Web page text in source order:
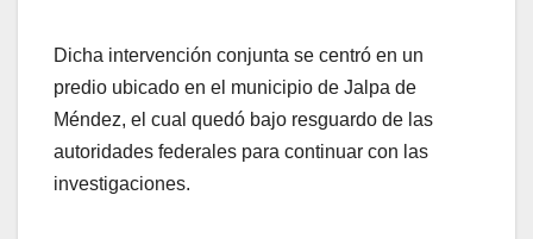
Dicha intervención conjunta se centró en un
predio ubicado en el municipio de Jalpa de
Méndez, el cual quedó bajo resguardo de las
autoridades federales para continuar con las
investigaciones.